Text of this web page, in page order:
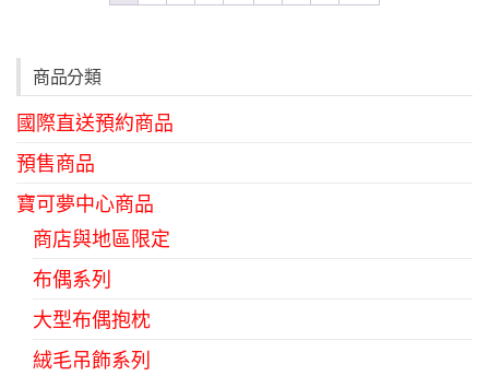
商品分類
國際直送預約商品
預售商品
寶可夢中心商品
商店與地區限定
布偶系列
大型布偶抱枕
絨毛吊飾系列